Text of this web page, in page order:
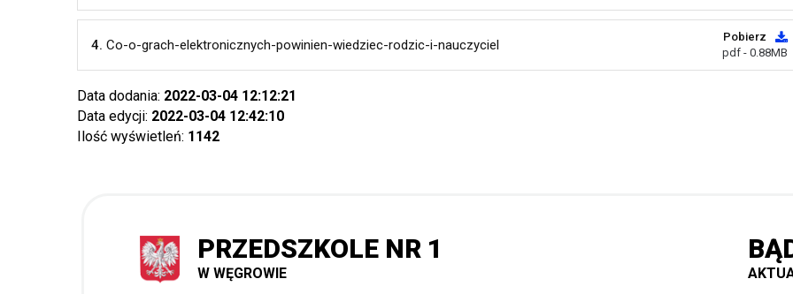
4. Co-o-grach-elektronicznych-powinien-wiedziec-rodzic-i-nauczyciel
Pobierz
pdf - 0.88MB
Data dodania: 2022-03-04 12:12:21
Data edycji: 2022-03-04 12:42:10
Ilość wyświetleń: 1142
PRZEDSZKOLE NR 1
W WĘGROWIE